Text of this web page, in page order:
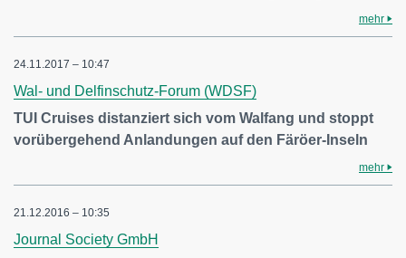
mehr
24.11.2017 – 10:47
Wal- und Delfinschutz-Forum (WDSF)
TUI Cruises distanziert sich vom Walfang und stoppt
vorübergehend Anlandungen auf den Färöer-Inseln
mehr
21.12.2016 – 10:35
Journal Society GmbH